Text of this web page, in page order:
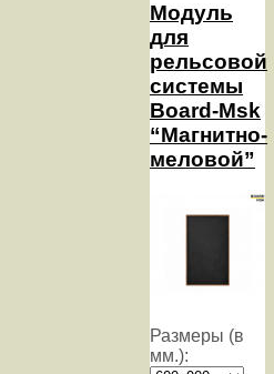
Модуль
для
рельсовой
системы
Board-Msk
“Магнитно-
меловой”
Размеры (в
мм.):